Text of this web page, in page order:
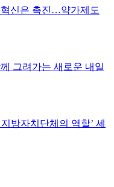
신은 촉진…약가제도
그려가는 새로운 내일
방자치단체의 역할’ 세